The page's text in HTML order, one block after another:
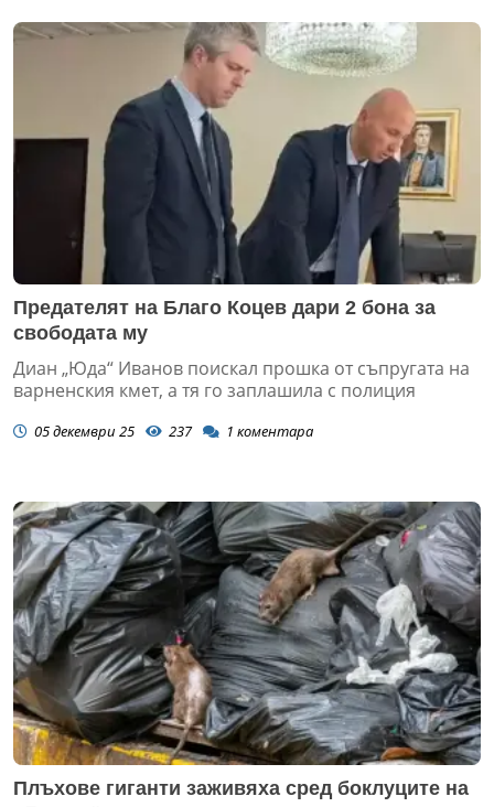
Предателят на Благо Коцев дари 2 бона за
свободата му
Диан „Юда“ Иванов поискал прошка от съпругата на
варненския кмет, а тя го заплашила с полиция
05 декември 25 237 1 коментара
Плъхове гиганти заживяха сред боклуците на